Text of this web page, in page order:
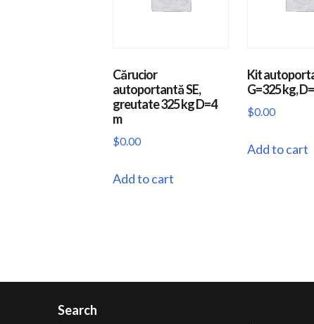
Cărucior
autoportantă SE,
greutate 325 kg D=4
m
$0.00
Add to cart
Kit
G=325 kg,
$0.00
Add to cart
Search